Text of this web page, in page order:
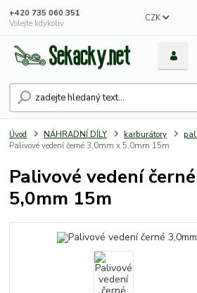
CZK
+420 735 060 351
Volejte kdykoliv
Úvod NÁHRADNÍ DÍLY karburátory
Palivové vedení černé 3,0mm x 5,0mm 15m
Palivové vedení
5,0mm 15m